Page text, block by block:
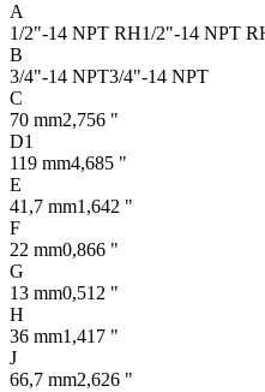
A
1/2"-14 NPT RH1/2"-14 NPT
B
3/4"-14 NPT3/4"-14 NPT
C
70 mm2,756 "
D1
119 mm4,685 "
E
41,7 mm1,642 "
F
22 mm0,866 "
G
13 mm0,512 "
H
36 mm1,417 "
J
66,7 mm2,626 "